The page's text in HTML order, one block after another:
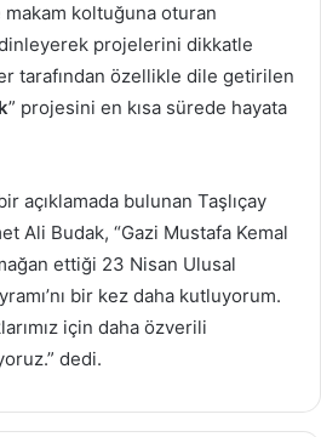
koltuğuna oturan
projelerini dikkatle
tarafından özellikle dile getirilen
” projesini en kısa sürede hayata
açıklamada bulunan Taşlıçay
Ali Budak, “Gazi Mustafa Kemal
ettiği 23 Nisan Ulusal
bir kez daha kutluyorum.
için daha özverili
dedi.